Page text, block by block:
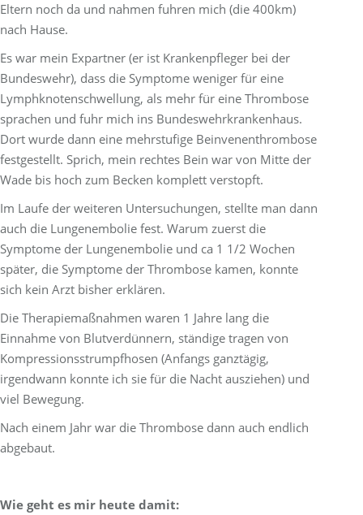
Eltern noch da und nahmen fuhren mich (die 400km)
nach Hause.
Es war mein Expartner (er ist Krankenpfleger bei der
Bundeswehr), dass die Symptome weniger für eine
Lymphknotenschwellung, als mehr für eine Thrombose
sprachen und fuhr mich ins Bundeswehrkrankenhaus.
Dort wurde dann eine mehrstufige Beinvenenthrombose
festgestellt. Sprich, mein rechtes Bein war von Mitte der
Wade bis hoch zum Becken komplett verstopft.
Im Laufe der weiteren Untersuchungen, stellte man dann
auch die Lungenembolie fest. Warum zuerst die
Symptome der Lungenembolie und ca 1 1/2 Wochen
später, die Symptome der Thrombose kamen, konnte
sich kein Arzt bisher erklären.
Die Therapiemaßnahmen waren 1 Jahre lang die
Einnahme von Blutverdünnern, ständige tragen von
Kompressionsstrumpfhosen (Anfangs ganztägig,
irgendwann konnte ich sie für die Nacht ausziehen) und
viel Bewegung.
Nach einem Jahr war die Thrombose dann auch endlich
abgebaut.
Wie geht es mir heute damit: